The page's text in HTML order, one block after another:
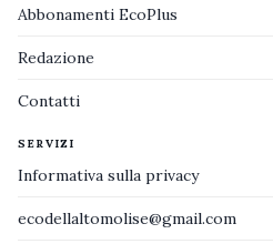
Abbonamenti EcoPlus
Redazione
Contatti
SERVIZI
Informativa sulla privacy
ecodellaltomolise@gmail.com